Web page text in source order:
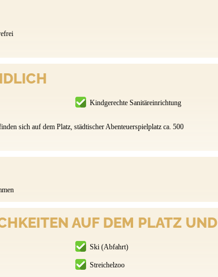
Kindgerechte Sanitäreinrichtung
sich auf dem Platz, städtischer Abenteuerspielplatz ca. 500
AUF DEM PLATZ
Ski (Abfahrt)
Streichelzoo